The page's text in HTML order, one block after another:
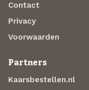
Contact
Privacy
Voorwaarden
Partners
Kaarsbestellen.nl